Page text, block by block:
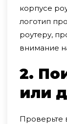
корпусе
логотип
роутеру,
внимание
2.
или
Проверьте